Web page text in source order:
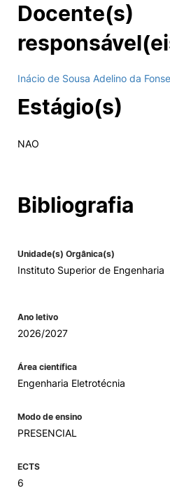
Docente(s)
Inácio de Sousa Adelino da
Estágio(s)
NAO
Bibliografia
Unidade(s) Orgânica(s)
Instituto Superior de Engenharia
Ano letivo
2026/2027
Área científica
Engenharia Eletrotécnia
Modo de ensino
PRESENCIAL
ECTS
6